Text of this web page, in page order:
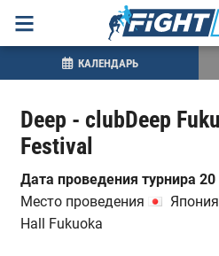
Deep - clubDeep
Festival
Дата проведения турнира
Место проведения
Hall Fukuoka
КАЛЕНДАРЬ